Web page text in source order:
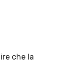
che la